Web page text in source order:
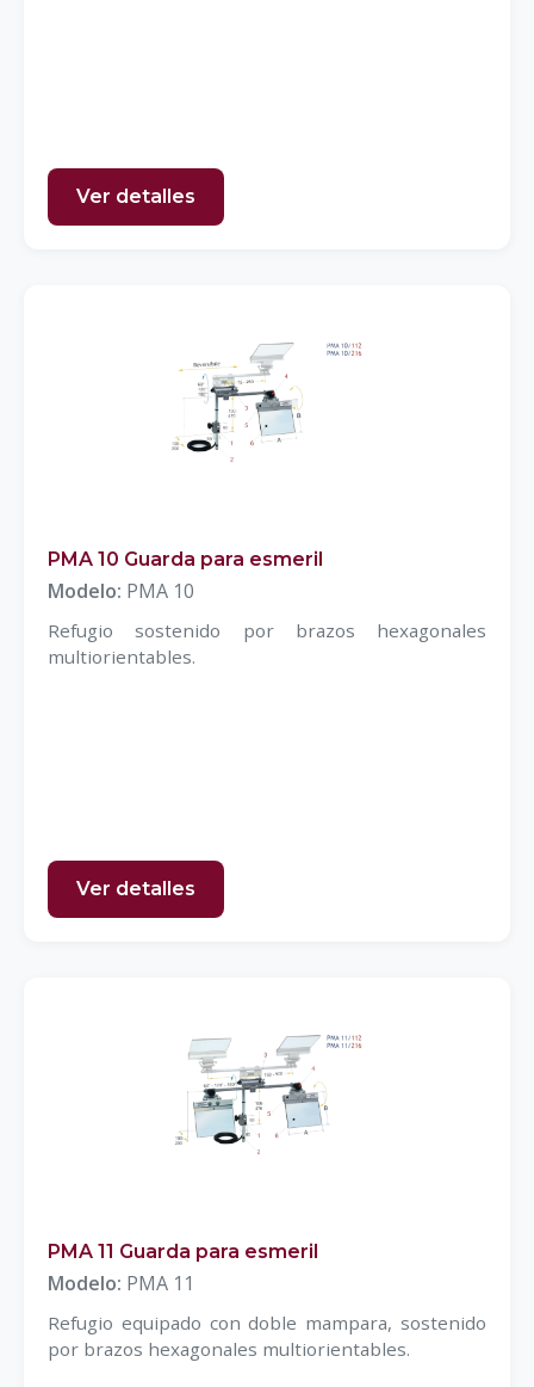
Ver detalles
PMA 10 Guarda para esmeril
Modelo: PMA 10
Refugio sostenido por brazos hexagonales
multiorientables.
Ver detalles
PMA 11 Guarda para esmeril
Modelo: PMA 11
Refugio equipado con doble mampara, sostenido
por brazos hexagonales multiorientables.